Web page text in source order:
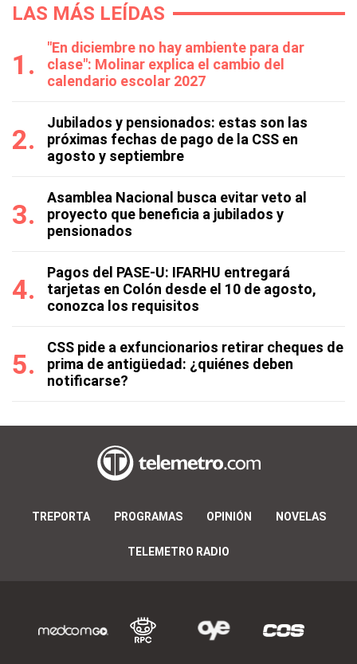
LAS MÁS LEÍDAS
"En diciembre no hay ambiente para dar
clase": Molinar explica el cambio del
calendario escolar 2027
Jubilados y pensionados: estas son las
próximas fechas de pago de la CSS en
agosto y septiembre
Asamblea Nacional busca evitar veto al
proyecto que beneficia a jubilados y
pensionados
Pagos del PASE-U: IFARHU entregará
tarjetas en Colón desde el 10 de agosto,
conozca los requisitos
CSS pide a exfuncionarios retirar cheques de
prima de antigüedad: ¿quiénes deben
notificarse?
TREPORTA PROGRAMAS OPINIÓN NOVELAS
TELEMETRO RADIO